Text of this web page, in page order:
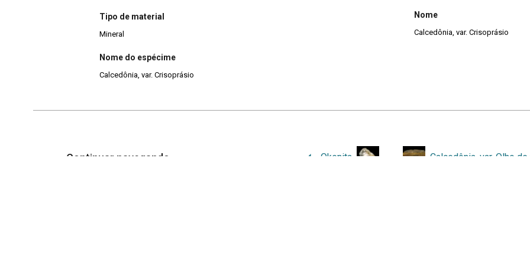
Tipo de material
Mineral
Nome do espécime
Calcedônia, var. Crisoprásio
Nome
Calcedônia, var. Crisoprásio
Continuar navegando Okenita